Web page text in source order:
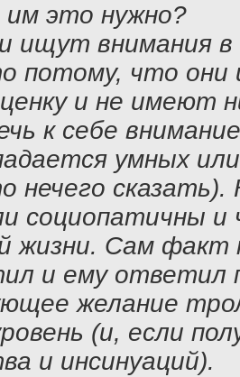
им это нужно?
ищут внимания
потому, что они
и не имеют
к себе
умных
нечего сказать).
социопатичны
жизни. Сам
и ему ответил
желание
(и, если
и инсинуаций).